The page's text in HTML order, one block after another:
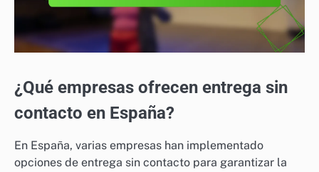
¿Qué empresas ofrecen entrega sin
contacto en España?
En España, varias empresas han implementado
opciones de entrega sin contacto para garantizar la